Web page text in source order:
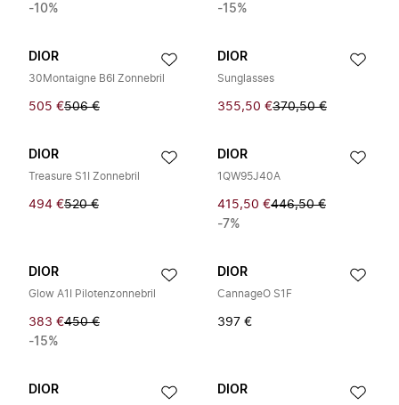
-10%
-15%
DIOR
30Montaigne B6I Zonnebril
505 €506 €
DIOR
Sunglasses
355,50 €370,50 €
DIOR
Treasure S1I Zonnebril
494 €520 €
DIOR
1QW95J40A
415,50 €446,50 €
-7%
DIOR
Glow A1I Pilotenzonnebril
383 €450 €
-15%
DIOR
CannageO S1F
397 €
DIOR DIOR